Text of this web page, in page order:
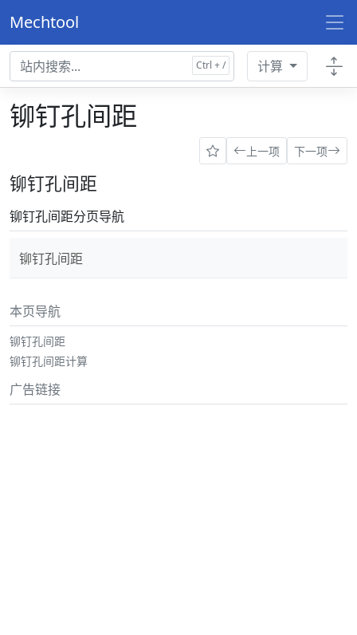
Mechtool
计算
铆钉孔间距
上一项 下一项
铆钉孔间距
铆钉孔间距分页导航
铆钉孔间距
本页导航
铆钉孔间距
铆钉孔间距计算
广告链接